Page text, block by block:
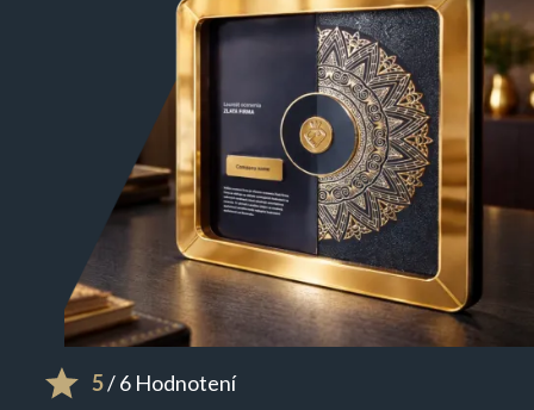
5/ 6 Hodnotení